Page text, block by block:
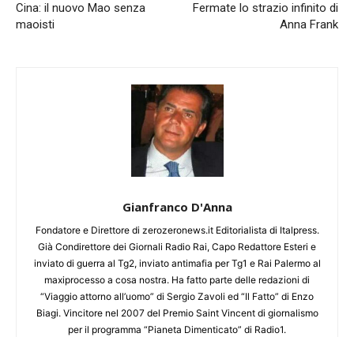
Cina: il nuovo Mao senza
maoisti
Fermate lo strazio infinito di
Anna Frank
Gianfranco D'Anna
Fondatore e Direttore di zerozeronews.it Editorialista di Italpress.
Già Condirettore dei Giornali Radio Rai, Capo Redattore Esteri e
inviato di guerra al Tg2, inviato antimafia per Tg1 e Rai Palermo al
maxiprocesso a cosa nostra. Ha fatto parte delle redazioni di
“Viaggio attorno all’uomo” di Sergio Zavoli ed “Il Fatto” di Enzo
Biagi. Vincitore nel 2007 del Premio Saint Vincent di giornalismo
per il programma “Pianeta Dimenticato” di Radio1.